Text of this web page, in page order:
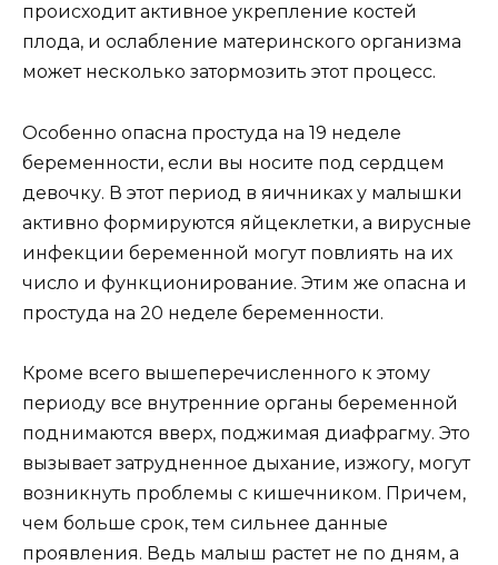
происходит активное укрепление костей
плода, и ослабление материнского организма
может несколько затормозить этот процесс.
Особенно опасна простуда на 19 неделе
беременности, если вы носите под сердцем
девочку. В этот период в яичниках у малышки
активно формируются яйцеклетки, а вирусные
инфекции беременной могут повлиять на их
число и функционирование. Этим же опасна и
простуда на 20 неделе беременности.
Кроме всего вышеперечисленного к этому
периоду все внутренние органы беременной
поднимаются вверх, поджимая диафрагму. Это
вызывает затрудненное дыхание, изжогу, могут
возникнуть проблемы с кишечником. Причем,
чем больше срок, тем сильнее данные
проявления. Ведь малыш растет не по дням, а